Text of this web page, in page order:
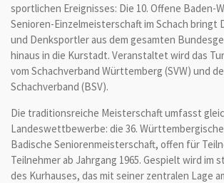
sportlichen Ereignisses: Die 10. Offene Baden-
Senioren-Einzelmeisterschaft im Schach bringt
und Denksportler aus dem gesamten
hinaus in die Kurstadt. Veranstaltet wird das
vom Schachverband Württemberg (SVW) und
Schachverband (BSV).
Die traditionsreiche Meisterschaft umfasst
Landeswettbewerbe: die 36. Württembergische
Badische Seniorenmeisterschaft, offen für
Teilnehmer ab Jahrgang 1965. Gespielt wird im
des Kurhauses, das mit seiner zentralen Lage